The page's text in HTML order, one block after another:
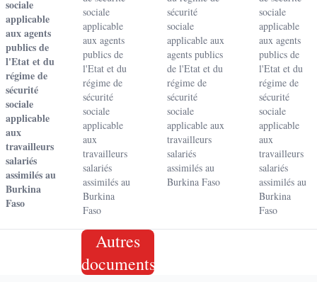
sociale
applicable
aux agents
publics de
l'Etat et du
régime de
sécurité
sociale
applicable
aux
travailleurs
salariés
assimilés au
Burkina
Faso
sociale
applicable
aux agents
publics de
l'Etat et du
régime de
sécurité
sociale
applicable
aux
travailleurs
salariés
assimilés au
Burkina
Faso
sécurité
sociale
applicable aux
agents publics
de l'Etat et du
régime de
sécurité
sociale
applicable aux
travailleurs
salariés
assimilés au
Burkina Faso
sociale
applicable
aux agents
publics de
l'Etat et du
régime de
sécurité
sociale
applicable
aux
travailleurs
salariés
assimilés au
Burkina
Faso
Autres
documents